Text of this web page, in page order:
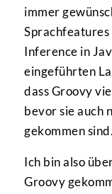
immer
Sprachfeatures
Inference in
eingeführten
dass Groovy
bevor sie auch
gekommen sind.
Ich bin also
Groovy